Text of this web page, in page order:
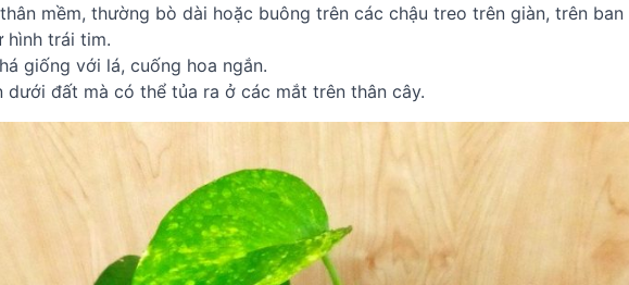
mềm, thường bò dài hoặc buông trên các chậu treo trên giàn, trên
hình trái tim.
giống với lá, cuống hoa ngắn.
dưới đất mà có thể tủa ra ở các mắt trên thân cây.